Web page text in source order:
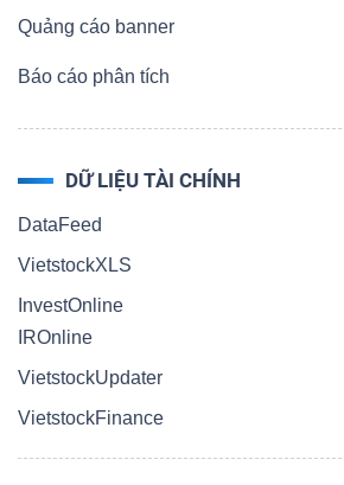
Quảng cáo banner
Báo cáo phân tích
DỮ LIỆU TÀI CHÍNH
DataFeed
VietstockXLS
InvestOnline
IROnline
VietstockUpdater
VietstockFinance